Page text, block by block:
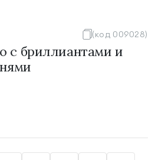
(код 009028)
с бриллиантами и